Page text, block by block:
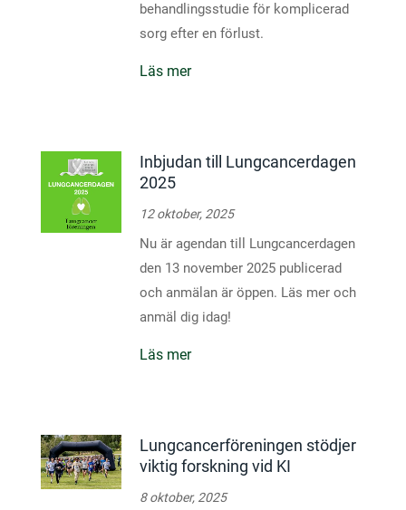
behandlingsstudie för komplicerad
sorg efter en förlust.
Läs mer
Inbjudan till Lungcancerdagen
2025
12 oktober, 2025
Nu är agendan till Lungcancerdagen
den 13 november 2025 publicerad
och anmälan är öppen. Läs mer och
anmäl dig idag!
Läs mer
Lungcancerföreningen stödjer
viktig forskning vid KI
8 oktober, 2025